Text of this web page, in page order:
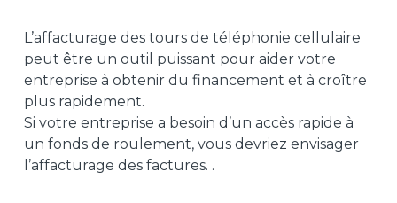
L’affacturage des tours de téléphonie cellulaire
peut être un outil puissant pour aider votre
entreprise à obtenir du financement et à croître
plus rapidement.
Si votre entreprise a besoin d’un accès rapide à
un fonds de roulement, vous devriez envisager
l’affacturage des factures. .